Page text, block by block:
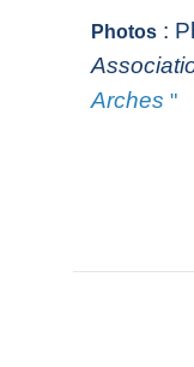
Photos :
Arches "